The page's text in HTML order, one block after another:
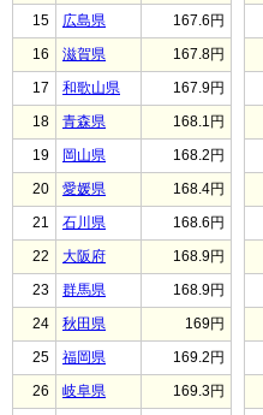
15
広島県
167.6円
16
滋賀県
167.8円
17
和歌山県
167.9円
18
青森県
168.1円
19
岡山県
168.2円
20
愛媛県
168.4円
21
石川県
168.6円
22
大阪府
168.9円
23
群馬県
168.9円
24
秋田県
169円
25
福岡県
169.2円
26
岐阜県
169.3円